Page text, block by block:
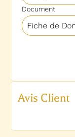
Avis Client